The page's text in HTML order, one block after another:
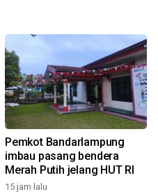
Pemkot Bandarlampung
imbau pasang bendera
Merah Putih jelang HUT RI
15 jam lalu